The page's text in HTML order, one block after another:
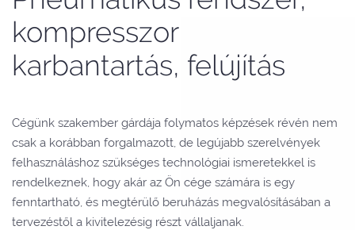
kompresszor
karbantartás, felújítás
Cégünk szakember gárdája folymatos képzések révén nem
csak a korábban forgalmazott, de legújabb szerelvények
felhasználáshoz szükséges technológiai ismeretekkel is
rendelkeznek, hogy akár az Ön cége számára is egy
fenntartható, és megtérülő beruházás megvalósításában a
tervezéstől a kivitelezésig részt vállaljanak.